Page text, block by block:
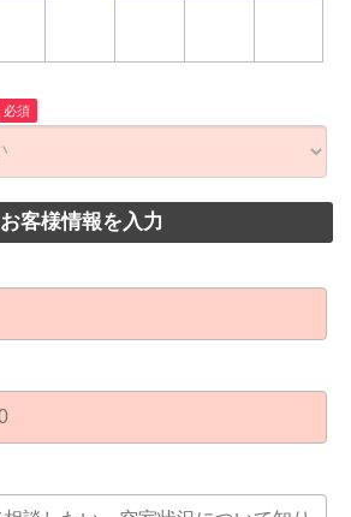
必須
お客様情報を入力